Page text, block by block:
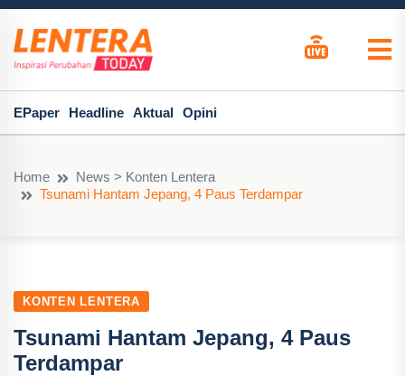
EPaper Headline Aktual Opini
Home
News > Konten Lentera
Tsunami Hantam Jepang, 4 Paus Terdampar
KONTEN LENTERA
Tsunami Hantam Jepang, 4 Paus
Terdampar